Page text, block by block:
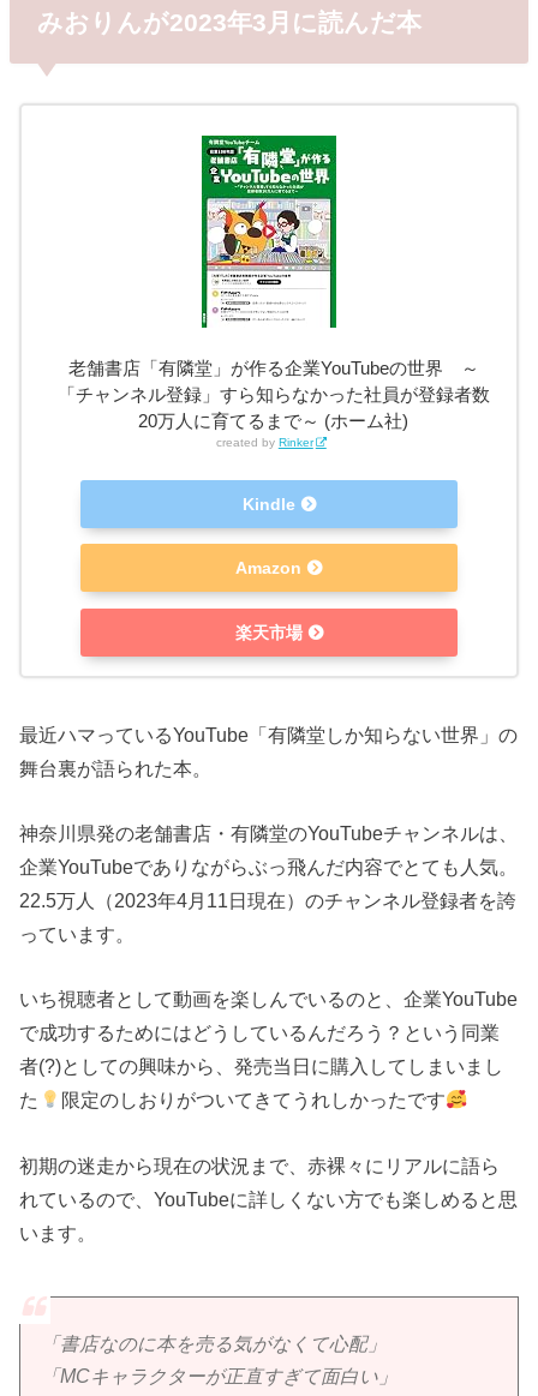
みおりんが2023年3月に読んだ本
老舗書店「有隣堂」が作る企業YouTubeの世界 ～
「チャンネル登録」すら知らなかった社員が登録者数
20万人に育てるまで～ (ホーム社)
created by Rinker
Kindle
Amazon
楽天市場
最近ハマっているYouTube「有隣堂しか知らない世界」の
舞台裏が語られた本。
神奈川県発の老舗書店・有隣堂のYouTubeチャンネルは、
企業YouTubeでありながらぶっ飛んだ内容でとても人気。
22.5万人（2023年4月11日現在）のチャンネル登録者を誇
っています。
いち視聴者として動画を楽しんでいるのと、企業YouTube
で成功するためにはどうしているんだろう？という同業
者(?)としての興味から、発売当日に購入してしまいまし
た
限定のしおりがついてきてうれしかったです
初期の迷走から現在の状況まで、赤裸々にリアルに語ら
れているので、YouTubeに詳しくない方でも楽しめると思
います。
「書店なのに本を売る気がなくて心配」
「MCキャラクターが正直すぎて面白い」